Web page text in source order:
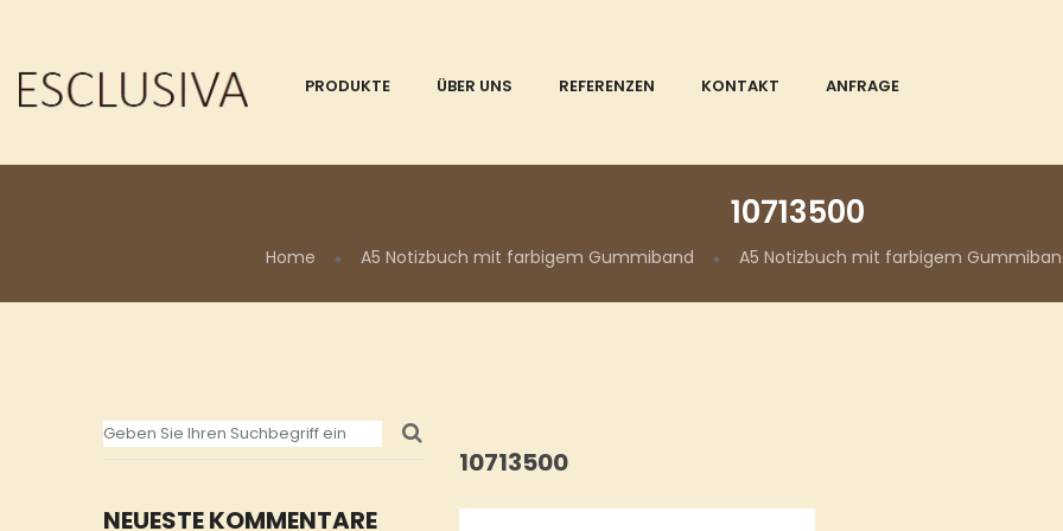
PRODUKTE ÜBER UNS REFERENZEN KONTAKT ANFRAGE
10713500
Home A5 Notizbuch mit farbigem Gummiband A5 Notizbuch mit farbigem
NEUESTE KOMMENTARE
10713500